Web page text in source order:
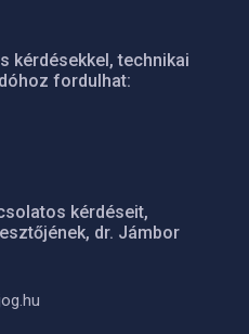
kérdésekkel, technikai
fordulhat:
kérdéseit,
dr. Jámbor